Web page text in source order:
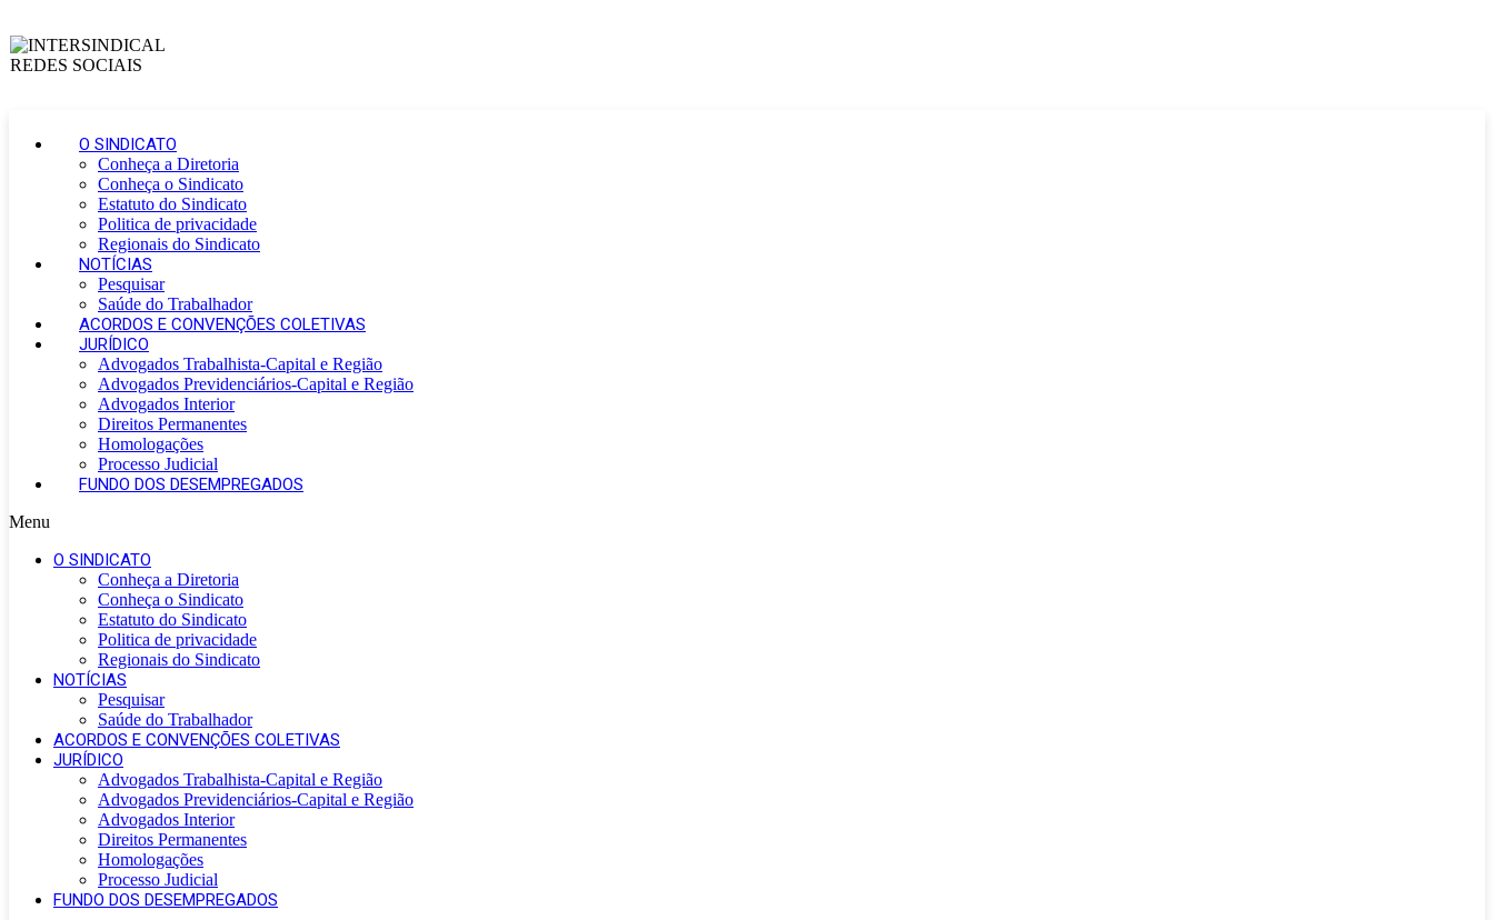
O SINDICATO
Conheça a Diretoria
Conheça o Sindicato
Estatuto do Sindicato
Politica de privacidade
Regionais do Sindicato
NOTÍCIAS
Pesquisar
Saúde do Trabalhador
ACORDOS E CONVENÇÕES COLETIVAS
JURÍDICO
Advogados Trabalhista-Capital e Região
Advogados Previdenciários-Capital e Região
Advogados Interior
Direitos Permanentes
Homologações
Processo Judicial
FUNDO DOS DESEMPREGADOS
Menu
O SINDICATO
Conheça a Diretoria
Conheça o Sindicato
Estatuto do Sindicato
Politica de privacidade
Regionais do Sindicato
NOTÍCIAS
Pesquisar
Saúde do Trabalhador
ACORDOS E CONVENÇÕES COLETIVAS
JURÍDICO
Advogados Trabalhista-Capital e Região
Advogados Previdenciários-Capital e Região
Advogados Interior
Direitos Permanentes
Homologações
Processo Judicial
FUNDO DOS DESEMPREGADOS